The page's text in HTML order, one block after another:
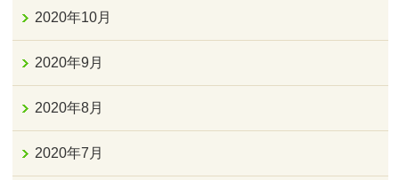
2020年10月
2020年9月
2020年8月
2020年7月